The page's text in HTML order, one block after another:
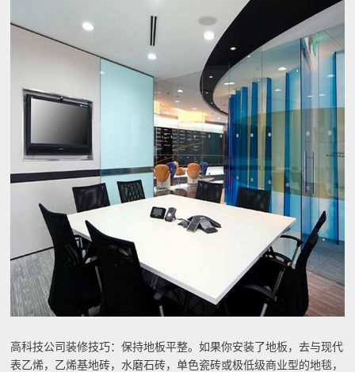
高科技公司装修技巧：保持地板平整。如果你安装了地板，去与现代
表乙烯，乙烯基地砖，水磨石砖，单色瓷砖或极低级商业型的地毯，